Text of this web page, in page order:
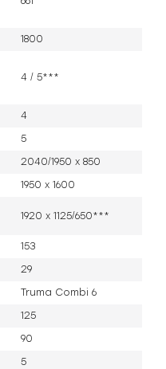
1800
4 / 5***
4
5
2040/1950 x 850
1950 x 1600
1920 x 1125/650***
153
29
Truma Combi 6
125
90
5